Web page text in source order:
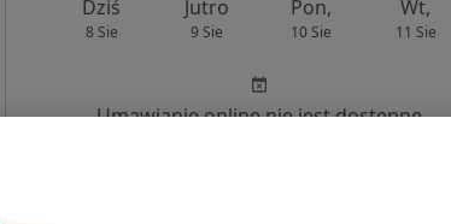
Dziś
8 Sie
Jutro
9 Sie
Pon,
10 Sie
Wt,
11 Sie
Umawianie online nie jest dostępne